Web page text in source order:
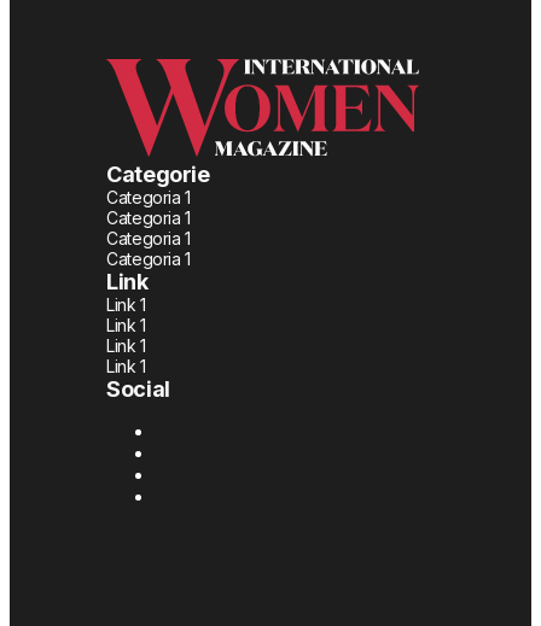
Categorie
Categoria 1
Categoria 1
Categoria 1
Categoria 1
Link
Link 1
Link 1
Link 1
Link 1
Social